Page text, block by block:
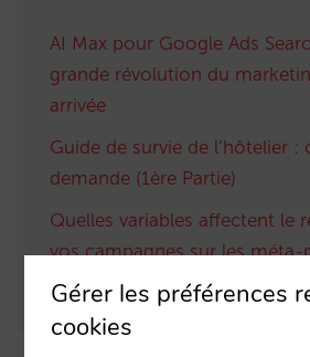
AI Max pour Google Ads
grande révolution du
arrivée
Guide de survie de l’hôtelier :
demande (1ère Partie)
Quelles variables affectent le
vos campagnes sur les méta-
(2ème Partie)
Gérer les préférences
cookies